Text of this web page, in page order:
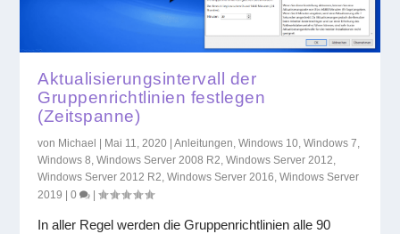
Aktualisierungsintervall der
Gruppenrichtlinien festlegen
(Zeitspanne)
von Michael Mai 11, 2020 |Anleitungen,Windows 10,Windows 7,
Windows 8,Windows Server 2008 R2,Windows Server 2012,
Windows Server 2012 R2,Windows Server 2016,Windows Server
2019
|0 |
In aller Regel werden die Gruppenrichtlinien alle 90